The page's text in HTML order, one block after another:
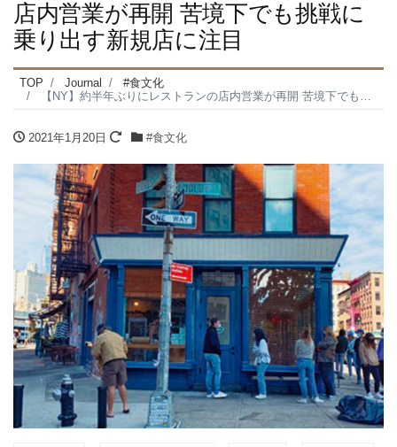
店内営業が再開 苦境下でも挑戦に
乗り出す新規店に注目
TOP Journal
#食文化
【NY】約半年ぶりにレストランの店内営業が再開 苦境下でも挑戦に乗り出す新規店に注目
2021年1月20日 #食文化